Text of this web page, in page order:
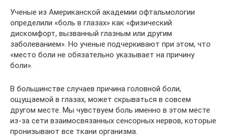
Ученые из Американской академии офтальмологии
определили «боль в глазах» как «физический
дискомфорт, вызванный глазным или другим
заболеванием». Но ученые подчеркивают при этом, что
«место боли не обязательно указывает на причину
боли».
В большинстве случаев причина головной боли,
ощущаемой в глазах, может скрываться в совсем
другом месте. Мы чувствуем боль именно в этом месте
из-за сети взаимосвязанных сенсорных нервов, которые
пронизывают все ткани организма.